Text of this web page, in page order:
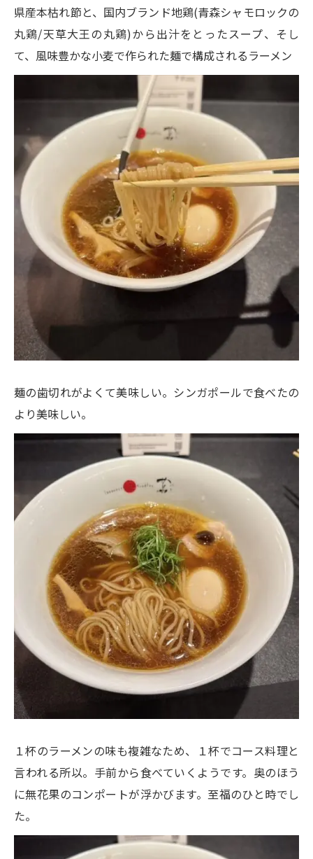
県産本枯れ節と、国内ブランド地鶏(青森シャモロックの
丸鶏/天草大王の丸鶏)から出汁をとったスープ、そし
て、風味豊かな小麦で作られた麺で構成されるラーメン
麺の歯切れがよくて美味しい。シンガポールで食べたの
より美味しい。
１杯のラーメンの味も複雑なため、１杯でコース料理と
言われる所以。手前から食べていくようです。奥のほう
に無花果のコンポートが浮かびます。至福のひと時でし
た。